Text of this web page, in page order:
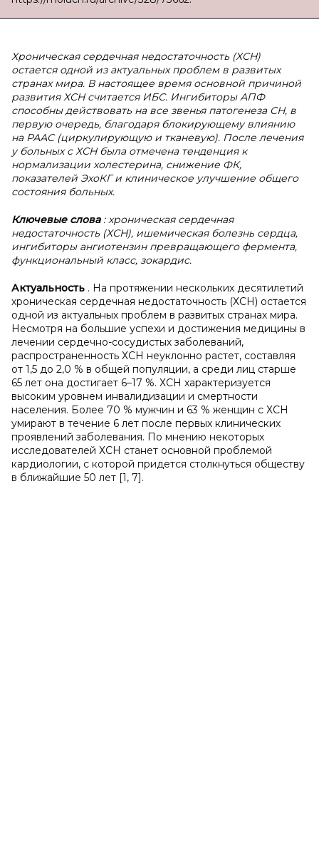
Хроническая сердечная недостаточность (ХСН)
остается одной из актуальных проблем в развитых
странах мира. В настоящее время основной причиной
развития ХСН считается ИБС. Ингибиторы АПФ
способны действовать на все звенья патогенеза СН, в
первую очередь, благодаря блокирующему влиянию
на РААС (циркулирующую и тканевую). После лечения
у больных с ХСН была отмечена тенденция к
нормализации холестерина, снижение ФК,
показателей ЭхоКГ и клиническое улучшение общего
состояния больных.
Ключевые слова : хроническая сердечная
недостаточность (ХСН), ишемическая болезнь сердца,
ингибиторы ангиотензин превращающего фермента,
функциональный класс, зокардис.
Актуальность . На протяжении нескольких десятилетий
хроническая сердечная недостаточность (ХСН) остается
одной из актуальных проблем в развитых странах мира.
Несмотря на большие успехи и достижения медицины в
лечении сердечно-сосудистых заболеваний,
распространенность ХСН неуклонно растет, составляя
от 1,5 до 2,0 % в общей популяции, а среди лиц старше
65 лет она достигает 6–17 %. ХСН характеризуется
высоким уровнем инвалидизации и смертности
населения. Более 70 % мужчин и 63 % женщин с ХСН
умирают в течение 6 лет после первых клинических
проявлений заболевания. По мнению некоторых
исследователей ХСН станет основной проблемой
кардиологии, с которой придется столкнуться обществу
в ближайшие 50 лет [1, 7].